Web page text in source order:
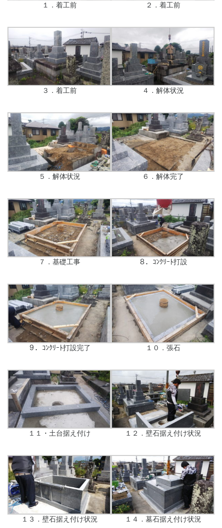
１．着工前 ２．着工前
３．着工前 ４．解体状況
５．解体状況 ６．解体完了
７．基礎工事 ８．ｺﾝｸﾘｰﾄ打設
９．ｺﾝｸﾘｰﾄ打設完了 １０．張石
１１・土台据え付け １２．壁石据え付け状況
１３．壁石据え付け状況 １４．墓石据え付け状況